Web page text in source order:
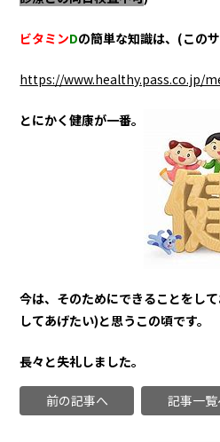
ビタミンDの簡単な知識は、(この
https://www.healthy.pass.co.jp/
とにかく健康が一番。
今は、そのためにできることをし
してあげたい)と思うこの頃です。
長々と失礼しました。
前の記事へ 記事一覧